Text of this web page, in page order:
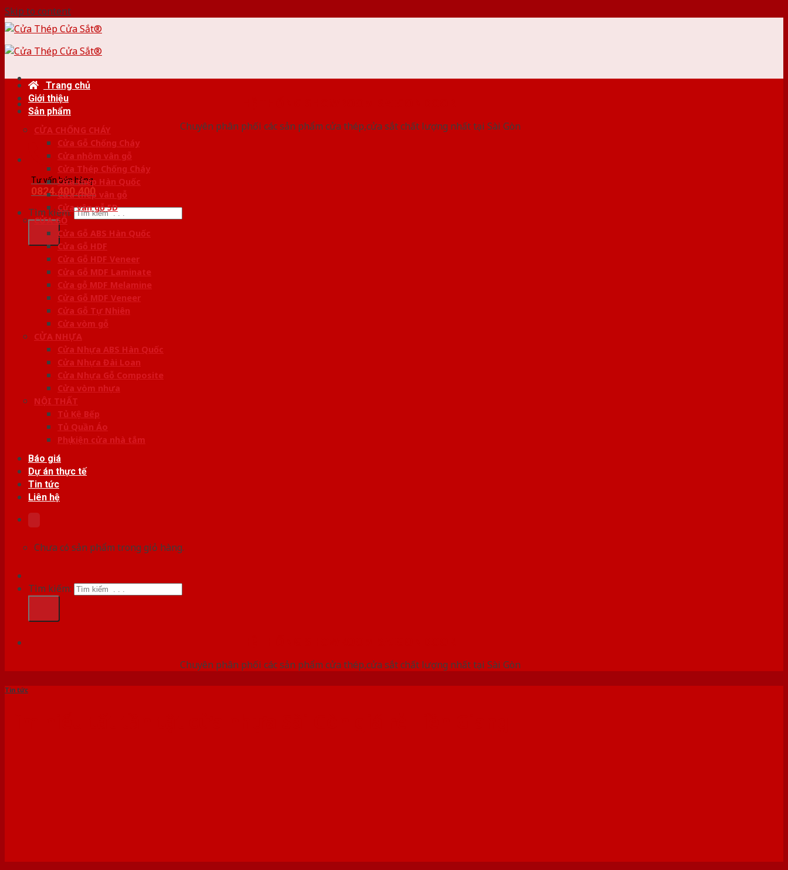
Skip to content
Chuyên phân phối các sản phẩm cửa thép,cửa sắt chất lượng nhất tại Sài Gòn
Tư vấn bán hàng
0824.400.400
Tìm kiếm:
Trang chủ
Giới thiệu
Sản phẩm
CỬA CHỐNG CHÁY
Cửa Gỗ Chống Cháy
Cửa nhôm vân gỗ
Cửa Thép Chống Cháy
Cửa thép Hàn Quốc
Cửa thép vân gỗ
Cửa vân gỗ 5D
CỬA GỖ
Cửa Gỗ ABS Hàn Quốc
Cửa Gỗ HDF
Cửa Gỗ HDF Veneer
Cửa Gỗ MDF Laminate
Cửa gỗ MDF Melamine
Cửa Gỗ MDF Veneer
Cửa Gỗ Tự Nhiên
Cửa vòm gỗ
CỬA NHỰA
Cửa Nhựa ABS Hàn Quốc
Cửa Nhựa Đài Loan
Cửa Nhựa Gỗ Composite
Cửa vòm nhựa
NỘI THẤT
Tủ Kệ Bếp
Tủ Quần Áo
Phụ kiện cửa nhà tắm
Báo giá
Dự án thực tế
Tin tức
Liên hệ
Chưa có sản phẩm trong giỏ hàng.
Tìm kiếm:
Chuyên phân phối các sản phẩm cửa thép,cửa sắt chất lượng nhất tại Sài Gòn
Tin tức